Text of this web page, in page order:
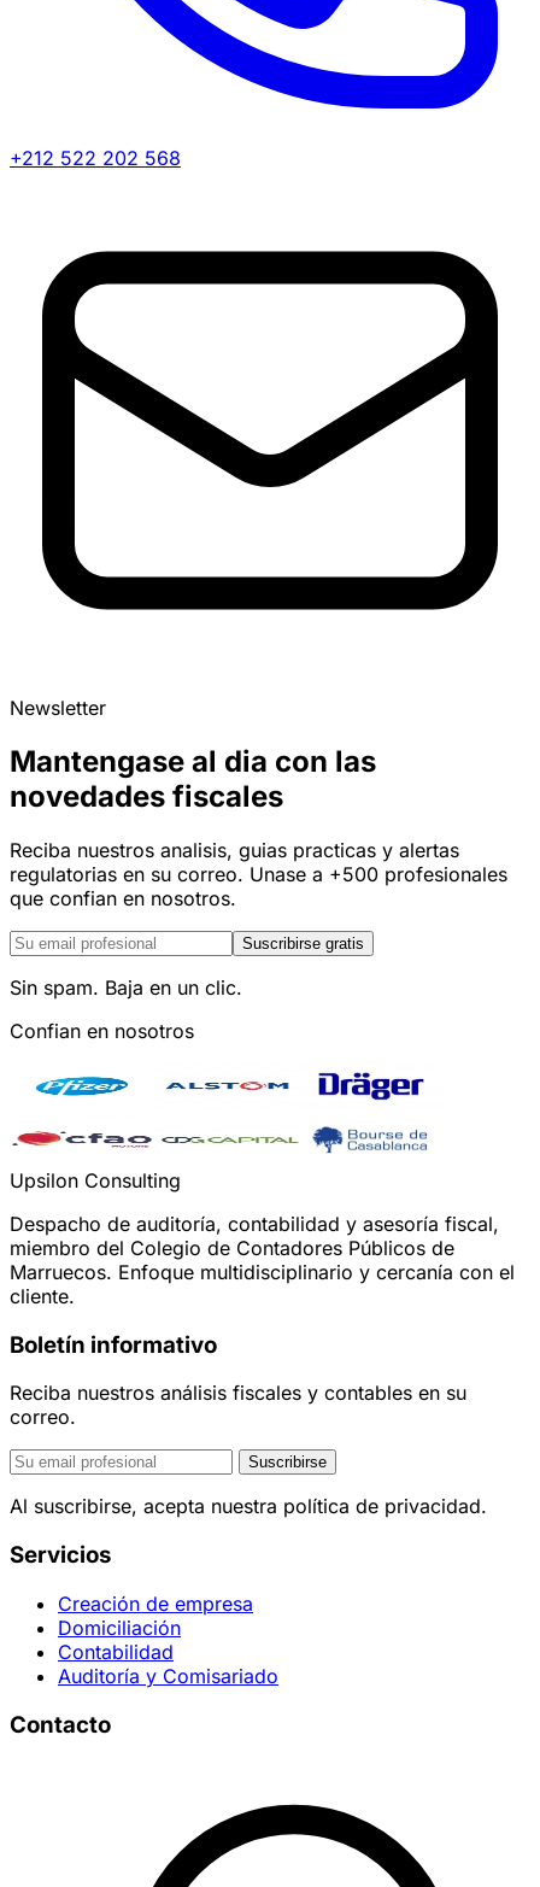
+212 522 202 568
Newsletter
Mantengase al dia con las
novedades fiscales
Reciba nuestros analisis, guias practicas y alertas
regulatorias en su correo. Unase a +500 profesionales
que confian en nosotros.
Suscribirse gratis
Sin spam. Baja en un clic.
Confian en nosotros
Upsilon Consulting
Despacho de auditoría, contabilidad y asesoría fiscal,
miembro del Colegio de Contadores Públicos de
Marruecos. Enfoque multidisciplinario y cercanía con el
cliente.
Boletín informativo
Reciba nuestros análisis fiscales y contables en su
correo.
Suscribirse
Al suscribirse, acepta nuestra política de privacidad.
Servicios
Creación de empresa
Domiciliación
Contabilidad
Auditoría y Comisariado
Contacto